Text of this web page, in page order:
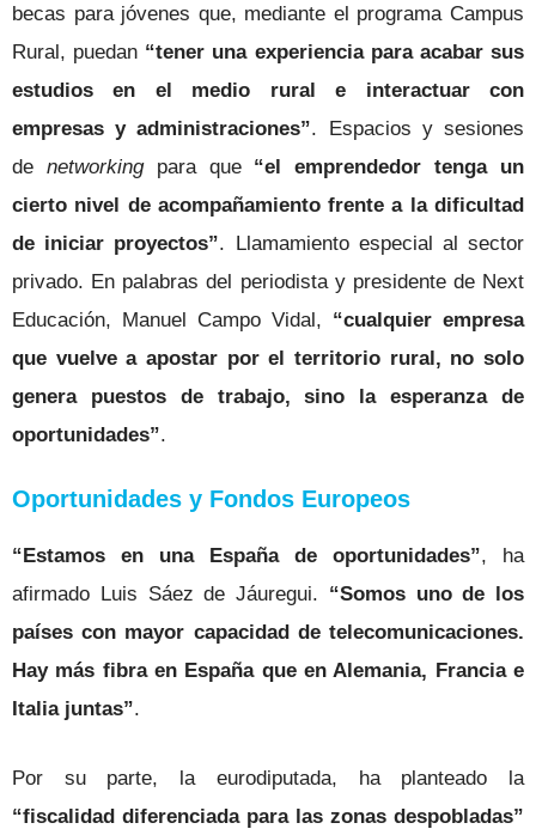
becas para jóvenes que, mediante el programa Campus
Rural, puedan “tener una experiencia para acabar sus
estudios en el medio rural e interactuar con
empresas y administraciones”. Espacios y sesiones
de networkingpara que “el emprendedor tenga un
cierto nivel de acompañamiento frente a la dificultad
de iniciar proyectos”. Llamamiento especial al sector
privado. En palabras del periodista y presidente de Next
Educación, Manuel Campo Vidal, “cualquier empresa
que vuelve a apostar por el territorio rural, no solo
genera puestos de trabajo, sino la esperanza de
oportunidades”.
Oportunidades y Fondos Europeos
“Estamos en una España de oportunidades”, ha
afirmado Luis Sáez de Jáuregui. “Somos uno de los
países con mayor capacidad de telecomunicaciones.
Hay más fibra en España que en Alemania, Francia e
Italia juntas”.
Por su parte, la eurodiputada, ha planteado la
“fiscalidad diferenciada para las zonas despobladas”